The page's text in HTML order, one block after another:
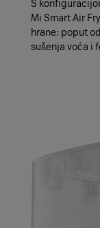
S
Mi Smart Air
hrane: poput
sušenja voća i